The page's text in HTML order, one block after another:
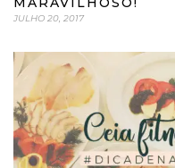
JULHO 20, 2017